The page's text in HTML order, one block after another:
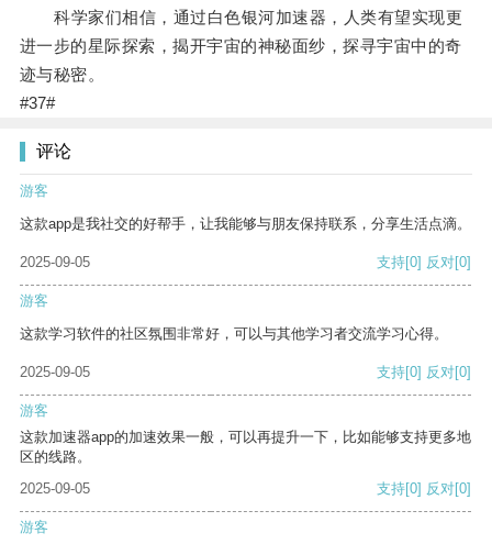
科学家们相信，通过白色银河加速器，人类有望实现更
进一步的星际探索，揭开宇宙的神秘面纱，探寻宇宙中的奇
迹与秘密。
#37#
评论
游客
这款app是我社交的好帮手，让我能够与朋友保持联系，分享生活点滴。
2025-09-05 支持[0] 反对[0]
游客
这款学习软件的社区氛围非常好，可以与其他学习者交流学习心得。
2025-09-05 支持[0] 反对[0]
游客
这款加速器app的加速效果一般，可以再提升一下，比如能够支持更多地
区的线路。
2025-09-05
支持[0] 反对[0]
游客